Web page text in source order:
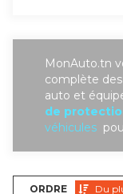
MonAuto.tn
complète
auto et
de
véhicules
ORDRE
Du